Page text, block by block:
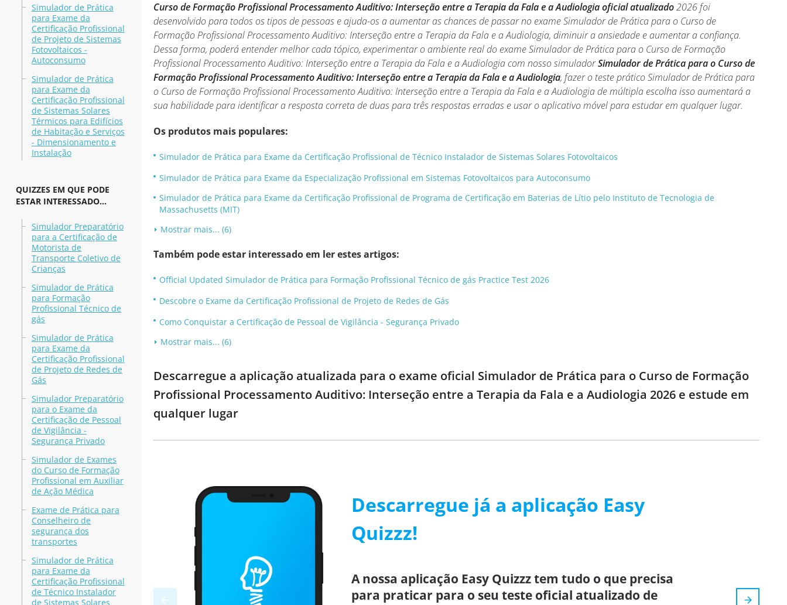
Simulador de Prática
para Exame da
Certificação Profissional
de Projeto de Sistemas
Fotovoltaicos -
Autoconsumo
Simulador de Prática
para Exame da
Certificação Profissional
de Sistemas Solares
Térmicos para Edifícios
de Habitação e Serviços
- Dimensionamento e
Instalação
QUIZZES EM QUE PODE
ESTAR INTERESSADO...
Simulador Preparatório
para a Certificação de
Motorista de
Transporte Coletivo de
Crianças
Simulador de Prática
para Formação
Profissional Técnico de
gás
Simulador de Prática
para Exame da
Certificação Profissional
de Projeto de Redes de
Gás
Simulador Preparatório
para o Exame da
Certificação de Pessoal
de Vigilância -
Segurança Privado
Simulador de Exames
do Curso de Formação
Profissional em Auxiliar
de Ação Médica
Exame de Prática para
Conselheiro de
segurança dos
transportes
Simulador de Prática
para Exame da
Certificação Profissional
de Técnico Instalador
de Sistemas Solares
Curso de Formação Profissional Processamento Auditivo: Interseção entre a Terapia da Fala e a Audiologia oficial atualizado2026 foi
desenvolvido para todos os tipos de pessoas e ajuda-os a aumentar as chances de passar no exame Simulador de Prática para o Curso de
Formação Profissional Processamento Auditivo: Interseção entre a Terapia da Fala e a Audiologia, diminuir a ansiedade e aumentar a confiança.
Dessa forma, poderá entender melhor cada tópico, experimentar o ambiente real do exame Simulador de Prática para o Curso de Formação
Profissional Processamento Auditivo: Interseção entre a Terapia da Fala e a Audiologia com nosso simuladorSimulador de Prática para o Curso de
Formação Profissional Processamento Auditivo: Interseção entre a Terapia da Fala e a Audiologia, fazer o teste prático Simulador de Prática para
o Curso de Formação Profissional Processamento Auditivo: Interseção entre a Terapia da Fala e a Audiologia de múltipla escolha isso aumentará a
sua habilidade para identificar a resposta correta de duas para três respostas erradas e usar o aplicativo móvel para estudar em qualquer lugar.
Os produtos mais populares:
Simulador de Prática para Exame da Certificação Profissional de Técnico Instalador de Sistemas Solares Fotovoltaicos
Simulador de Prática para Exame da Especialização Profissional em Sistemas Fotovoltaicos para Autoconsumo
Simulador de Prática para Exame da Certificação Profissional de Programa de Certificação em Baterias de Lítio pelo Instituto de Tecnologia de
Massachusetts (MIT)
Mostrar mais... (6)
Também pode estar interessado em ler estes artigos:
Official Updated Simulador de Prática para Formação Profissional Técnico de gás Practice Test 2026
Descobre o Exame da Certificação Profissional de Projeto de Redes de Gás
Como Conquistar a Certificação de Pessoal de Vigilância - Segurança Privado
Mostrar mais... (6)
Descarregue a aplicação atualizada para o exame oficial Simulador de Prática para o Curso de Formação
Profissional Processamento Auditivo: Interseção entre a Terapia da Fala e a Audiologia 2026 e estude em
qualquer lugar
Descarregue já a aplicação Easy
Quizzz!
A nossa aplicação Easy Quizzz tem tudo o que precisa
para praticar para o seu teste oficial atualizado de